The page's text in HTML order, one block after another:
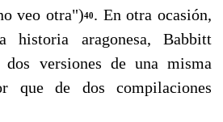
veo otra")40. En otra ocasión,
aragonesa, Babbitt
versiones de una misma
que de dos compilaciones